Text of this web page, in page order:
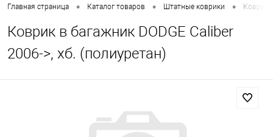
Главная страница • Каталог товаров • Штатные коврики • Коврик
Коврик в багажник DODGE Caliber
2006->, хб. (полиуретан)